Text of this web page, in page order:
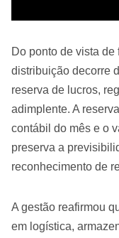
Do ponto de vista
distribuição decorre
reserva de lucros,
adimplente. A
contábil do mês e o
preserva a
reconhecimento de
A gestão reafirmou
em logística,